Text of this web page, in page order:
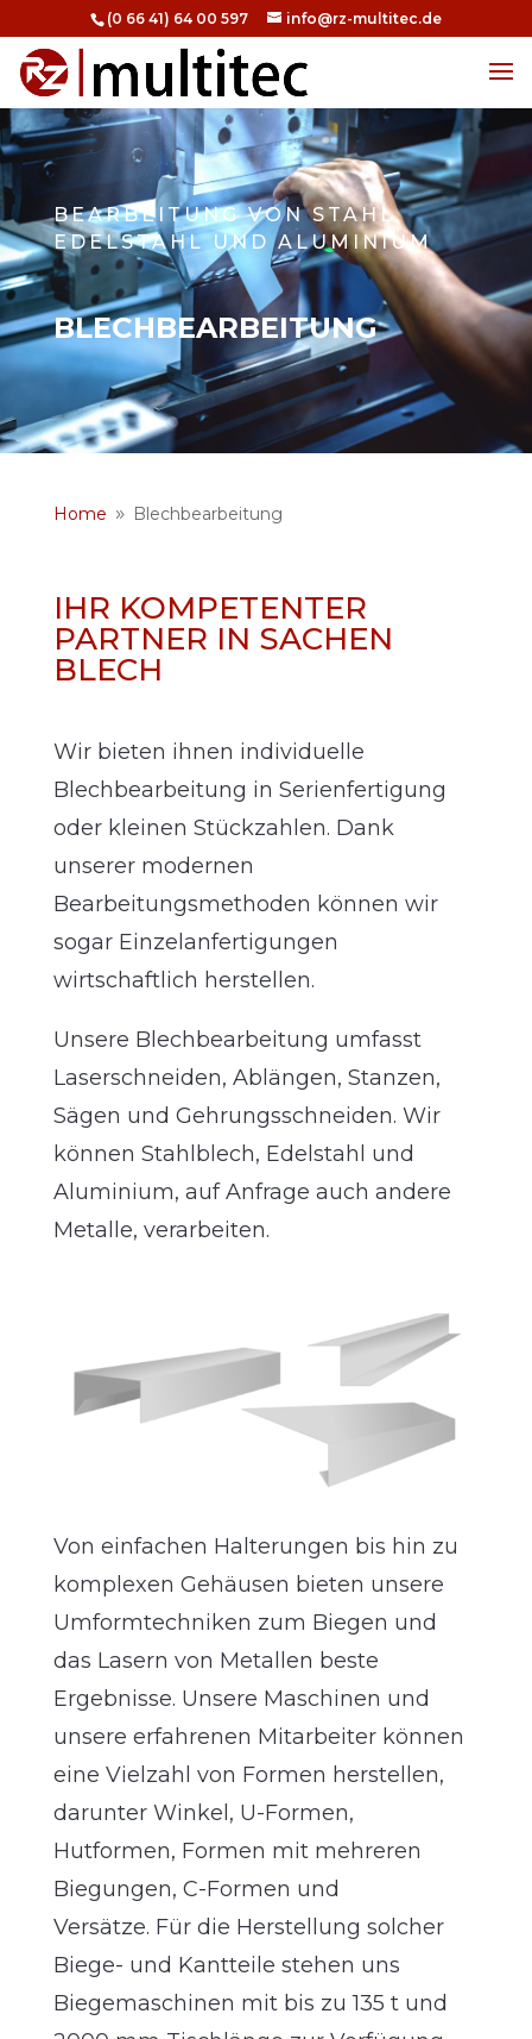
(0 66 41) 64 00 597 info@rz-multitec.de
BEARBEITUNG VON STAHL,
EDELSTAHL UND ALUMINIUM
BLECHBEARBEITUNG
Home 9 Blechbearbeitung
IHR KOMPETENTER
PARTNER IN SACHEN
BLECH
Wir bieten ihnen individuelle
Blechbearbeitung in Serienfertigung
oder kleinen Stückzahlen. Dank
unserer modernen
Bearbeitungsmethoden können wir
sogar Einzelanfertigungen
wirtschaftlich herstellen.
Unsere Blechbearbeitung umfasst
Laserschneiden, Ablängen, Stanzen,
Sägen und Gehrungsschneiden. Wir
können Stahlblech, Edelstahl und
Aluminium, auf Anfrage auch andere
Metalle, verarbeiten.
Von einfachen Halterungen bis hin zu
komplexen Gehäusen bieten unsere
Umformtechniken zum Biegen und
das Lasern von Metallen beste
Ergebnisse. Unsere Maschinen und
unsere erfahrenen Mitarbeiter können
eine Vielzahl von Formen herstellen,
darunter Winkel, U-Formen,
Hutformen, Formen mit mehreren
Biegungen, C-Formen und
Versätze. Für die Herstellung solcher
Biege- und Kantteile stehen uns
Biegemaschinen mit bis zu 135 t und